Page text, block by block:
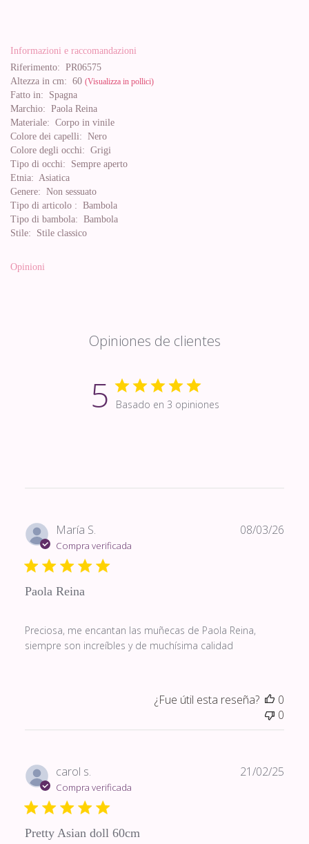
Informazioni e raccomandazioni
Riferimento: PR06575
Altezza in cm: 60 (Visualizza in pollici)
Fatto in: Spagna
Marchio: Paola Reina
Materiale: Corpo in vinile
Colore dei capelli: Nero
Colore degli occhi: Grigi
Tipo di occhi: Sempre aperto
Etnia: Asiatica
Genere: Non sessuato
Tipo di articolo : Bambola
Tipo di bambola: Bambola
Stile: Stile classico
Opinioni
Opiniones de clientes
5 Basado en 3 opiniones
María S.
Compra verificada
Paola Reina
Preciosa, me encantan las muñecas de Paola Reina,
siempre son increíbles y de muchísima calidad
08/03/26
¿Fue útil esta reseña?
0
0
carol s.
Compra verificada
Pretty Asian doll 60cm
21/02/25